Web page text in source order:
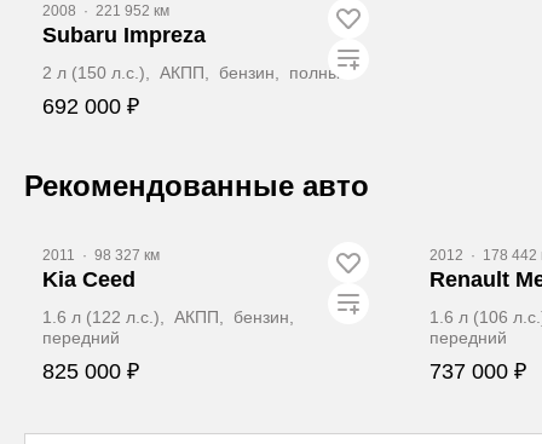
2008 · 221 952 км
Subaru Impreza
2 л (150 л.с.), АКПП, бензин, полный
692 000 ₽
Рекомендованные авто
Видео
2011 · 98 327 км
Kia Ceed
1.6 л (122 л.с.), АКПП, бензин,
передний
825 000 ₽
2012 · 178 442
Renault
1.6 л (106
передний
737 000 ₽